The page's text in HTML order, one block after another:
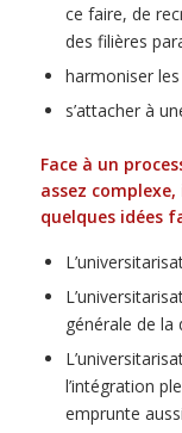
ce faire, de
des filières
harmoniser
s’attacher à
Face à un
assez
quelques idées
générale de la
l’intégration
emprunte